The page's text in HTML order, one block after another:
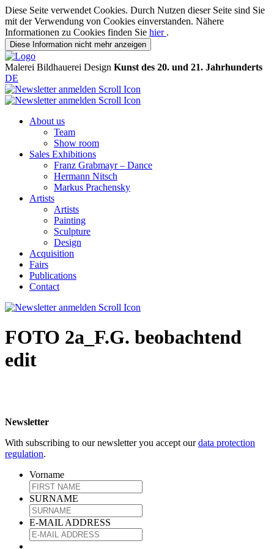
Diese Seite verwendet Cookies. Durch Nutzen dieser Seite sind Sie
mit der Verwendung von Cookies einverstanden. Nähere
Informationen zu Cookies finden Sie hier .
Diese Information nicht mehr anzeigen
Malerei Bildhauerei Design Kunst des 20. und 21. Jahrhunderts
DE
About us
Team
Show room
Sales Exhibitions
Franz Grabmayr – Dance
Hermann Nitsch
Markus Prachensky
Artists
Artists
Painting
Sculpture
Design
Acquisition
Fairs
Publications
Contact
FOTO 2a_F.G. beobachtend
edit
Newsletter
With subscribing to our newsletter you accept ourdata protection
regulation.
Vorname
SURNAME
E-MAIL ADDRESS